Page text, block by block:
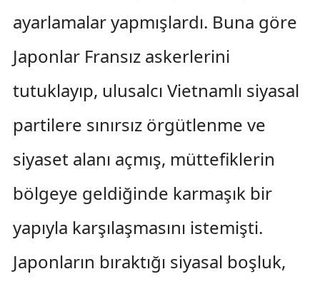
ayarlamalar yapmışlardı. Buna göre
Japonlar Fransız askerlerini
tutuklayıp, ulusalcı Vietnamlı siyasal
partilere sınırsız örgütlenme ve
siyaset alanı açmış, müttefiklerin
bölgeye geldiğinde karmaşık bir
yapıyla karşılaşmasını istemişti.
Japonların bıraktığı siyasal boşluk,